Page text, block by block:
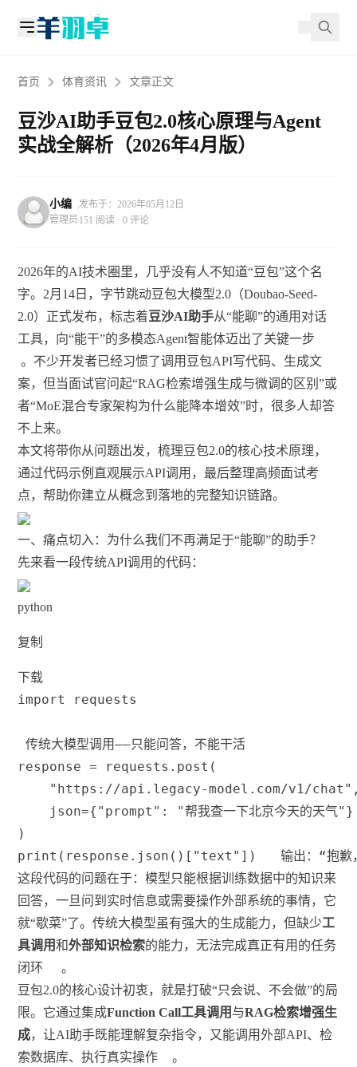
首页 体育资讯 文章正文
豆沙AI助手豆包2.0核心原理与Agent
实战全解析（2026年4月版）
小编
管理员
发布于：2026年05月12日
151 阅读 · 0 评论
2026年的AI技术圈里，几乎没有人不知道“豆包”这个名
字。2月14日，字节跳动豆包大模型2.0（Doubao-Seed-
2.0）正式发布，标志着豆沙AI助手从“能聊”的通用对话
工具，向“能干”的多模态Agent智能体迈出了关键一步
。不少开发者已经习惯了调用豆包API写代码、生成文
案，但当面试官问起“RAG检索增强生成与微调的区别”或
者“MoE混合专家架构为什么能降本增效”时，很多人却答
不上来。
本文将带你从问题出发，梳理豆包2.0的核心技术原理，
通过代码示例直观展示API调用，最后整理高频面试考
点，帮助你建立从概念到落地的完整知识链路。
一、痛点切入：为什么我们不再满足于“能聊”的助手？
先来看一段传统API调用的代码：
python
复制
下载
import requests
传统大模型调用——只能问答，不能干活
response = requests . post (
"https://api.legacy-model.com/v1/chat"
    json
={ "prompt" : "帮我查一下北京今天的天气" }
)
print ( response . json ( ) [ "text" ] ) 输出：“抱歉
这段代码的问题在于：模型只能根据训练数据中的知识来
回答，一旦问到实时信息或需要操作外部系统的事情，它
就“歇菜”了。传统大模型虽有强大的生成能力，但缺少工
具调用和外部知识检索的能力，无法完成真正有用的任务
闭环
。
豆包2.0的核心设计初衷，就是打破“只会说、不会做”的局
限。它通过集成Function Call工具调用 与RAG检索增强生
成，让AI助手既能理解复杂指令，又能调用外部API、检
索数据库、执行真实操作
。